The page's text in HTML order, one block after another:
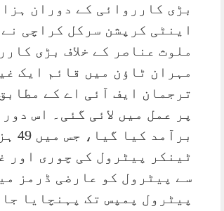
بڑی کارروائی کے دوران
اینٹی کرپشن سرکل کراچی
ملوث عناصر کے خلاف بڑی
مہران ٹاؤن میں قائم ایک
ٹینکر پیٹرول کی چوری اور
سے پیٹرول کو عارضی ڈرمز
پیٹرول پمپس تک پہنچایا